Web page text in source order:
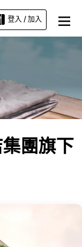
登入 / 加入
團旗下